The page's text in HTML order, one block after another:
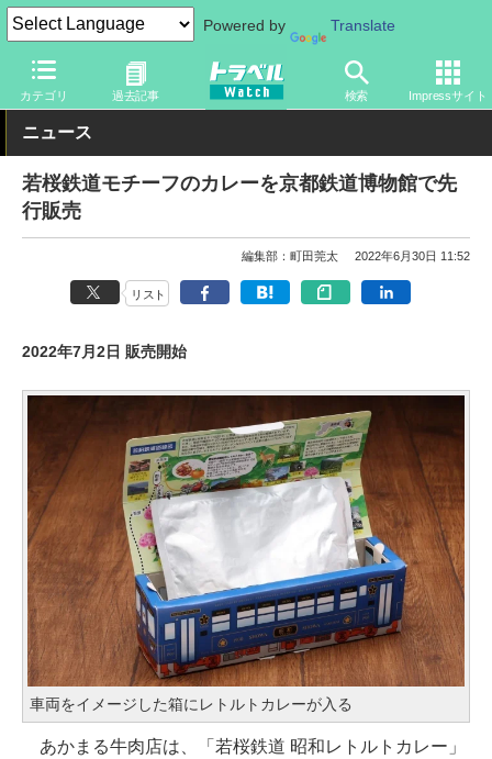
Powered by Translate
カテゴリ 過去記事 検索 Impressサイト
トラベル Watch 旅の情報 観光地
ニュース
若桜鉄道モチーフのカレーを京都鉄道博物館で先
行販売
編集部：町田莞太 2022年6月30日 11:52
リスト
2022年7月2日 販売開始
車両をイメージした箱にレトルトカレーが入る
あかまる牛肉店は、「若桜鉄道 昭和レトルトカレー」